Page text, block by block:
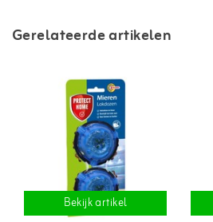
Gerelateerde artikelen
Bekijk artikel